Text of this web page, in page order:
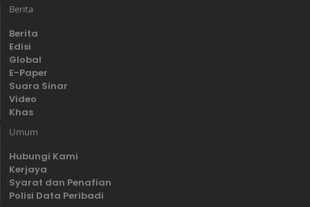
Berita
Berita
Edisi
Global
E-Paper
Suara Sinar
Video
Khas
Umum
Hubungi Kami
Kerjaya
Syarat dan Penafian
Polisi Data Peribadi